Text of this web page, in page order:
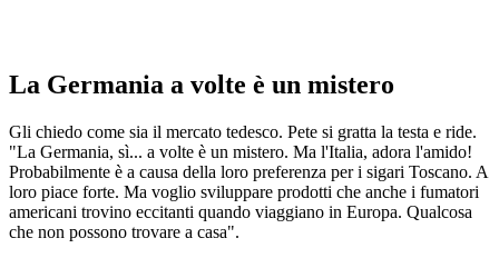
La Germania a volte è un mistero
Gli chiedo come sia il mercato tedesco. Pete si gratta la testa e ride.
"La Germania, sì... a volte è un mistero. Ma l'Italia, adora l'amido!
Probabilmente è a causa della loro preferenza per i sigari Toscano. A
loro piace forte. Ma voglio sviluppare prodotti che anche i fumatori
americani trovino eccitanti quando viaggiano in Europa. Qualcosa
che non possono trovare a casa".